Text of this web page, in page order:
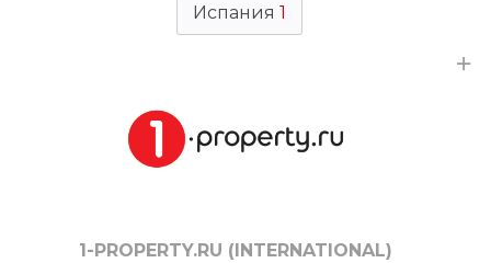
Испания 1
1-PROPERTY.RU (INTERNATIONAL)